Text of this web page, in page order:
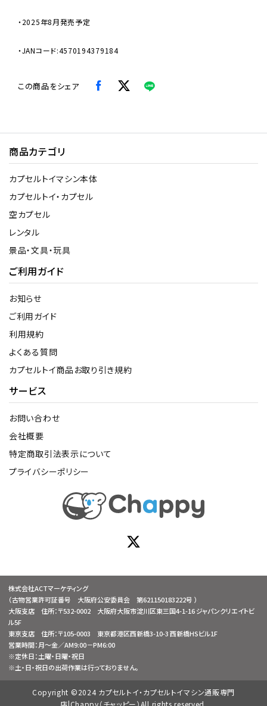
・2025年8月発売予定
・JANコード:4570194379184
この商品をシェア
商品カテゴリ
カプセルトイマシン本体
カプセルトイ・カプセル
空カプセル
レンタル
景品・文具・玩具
ご利用ガイド
お知らせ
ご利用ガイド
利用規約
よくある質問
カプセルトイ商品お取り引き規約
サービス
お問い合わせ
会社概要
特定商取引法表示について
プライバシーポリシー
株式会社ACTマーケティング
（古物営業許可証番号 大阪府公安委員会 第621150183222号 ）
大阪支店 住所：〒532-0002 大阪府大阪市淀川区東三国4-1-16 ジャパンクリエイトビ
ル5F
東京支店 住所：〒105-0003 東京都港区西新橋3-10-3 西新橋HSビル1F
営業時間：月～金／AM9:00－PM6:00
※定休日：土曜・日曜・祝日
※土・日・祝日の出荷作業は行っておりません。
Copyright ©2024 カプセルトイ・カプセルトイマシン通販専門